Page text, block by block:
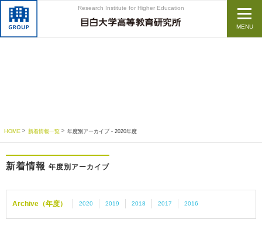
Research Institute for Higher Education
MENU
HOME 新着情報一覧 年度別アーカイブ - 2020年度
新着情報 年度別アーカイブ
Archive（年度） 2020 2019 2018 2017 2016